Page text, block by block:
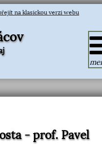
na klasickou verzi webu
- prof. Pavel